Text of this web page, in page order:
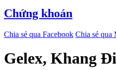
Chứng khoán
Chia sẻ qua Facebook Chia sẻ qua
Gelex, Khang